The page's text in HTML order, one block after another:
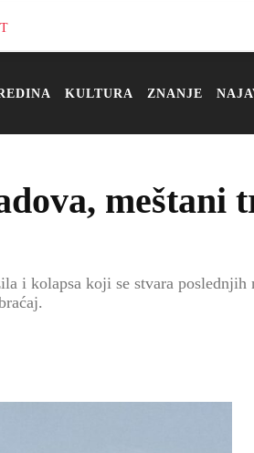
KULTURA ZNANJE
meštani
i kolapsa koji se stvara poslednjih